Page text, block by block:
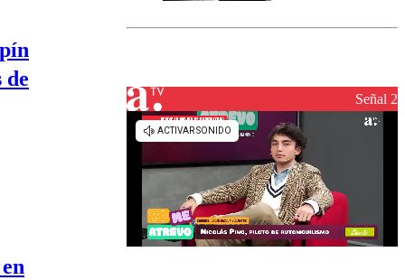
de
activa Alerta
Señal 2